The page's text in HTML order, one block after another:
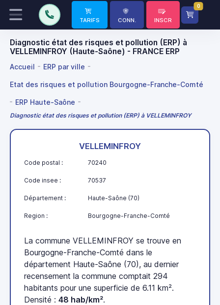
TARIFS CONN. INSCR
0
Diagnostic état des risques et pollution (ERP) à
VELLEMINFROY (Haute-Saône) - FRANCE ERP
Accueil ERP par ville
Etat des risques et pollution Bourgogne-Franche-Comté
ERP Haute-Saône
Diagnostic état des risques et pollution (ERP) à VELLEMINFROY
VELLEMINFROY
Code postal : 70240
Code insee : 70537
Département : Haute-Saône (70)
Region : Bourgogne-Franche-Comté
La commune VELLEMINFROY se trouve en
Bourgogne-Franche-Comté dans le
département Haute-Saône (70), au dernier
recensement la commune comptait 294
habitants pour une superficie de 6.11 km².
Densité : 48 hab/km².